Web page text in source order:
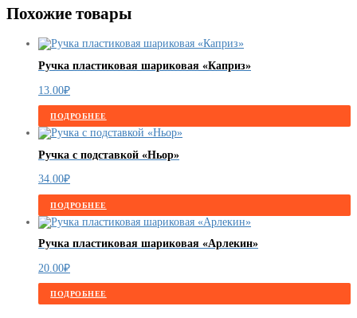
Похожие товары
Ручка пластиковая шариковая «Каприз»
13.00₽
ПОДРОБНЕЕ
Ручка с подставкой «Ньор»
34.00₽
ПОДРОБНЕЕ
Ручка пластиковая шариковая «Арлекин»
20.00₽
ПОДРОБНЕЕ